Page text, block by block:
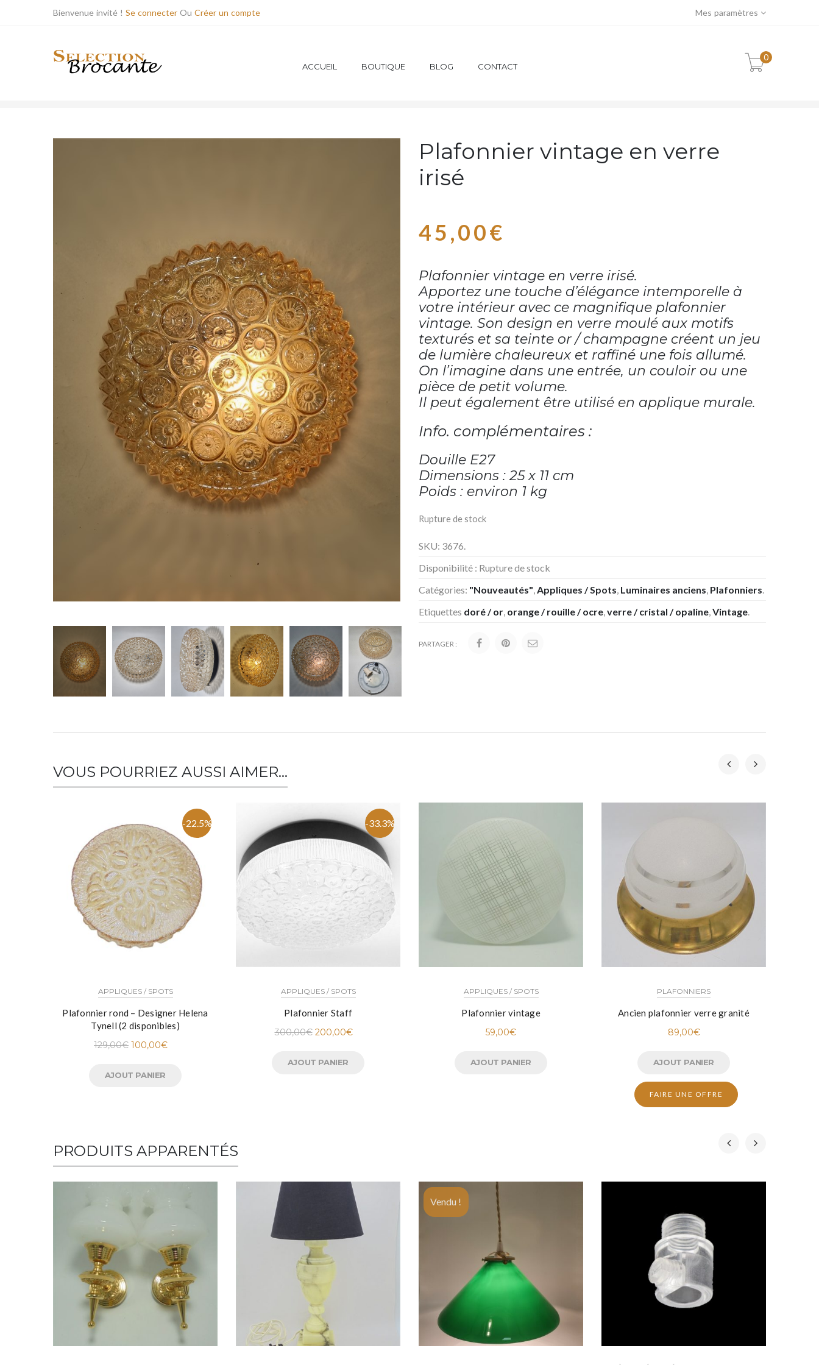
Bienvenue invité ! Se connecter Ou Créer un compte Mes paramètres
ACCUEIL BOUTIQUE BLOG CONTACT
0
Plafonnier vintage en verre
irisé
45,00€
Plafonnier vintage en verre irisé.
Apportez une touche d’élégance intemporelle à
votre intérieur avec ce magnifique plafonnier
vintage. Son design en verre moulé aux motifs
texturés et sa teinte or / champagne créent un jeu
de lumière chaleureux et raffiné une fois allumé.
On l’imagine dans une entrée, un couloir ou une
pièce de petit volume.
Il peut également être utilisé en applique murale.
Info. complémentaires :
Douille E27
Dimensions : 25 x 11 cm
Poids : environ 1 kg
Rupture de stock
SKU: 3676.
Disponibilité : Rupture de stock
Catégories: "Nouveautés",Appliques / Spots, Luminaires anciens, Plafonniers.
Etiquettes doré / or, orange / rouille / ocre,verre / cristal / opaline,Vintage.
PARTAGER :
VOUS POURRIEZ AUSSI AIMER…
-22.5%
APPLIQUES / SPOTS
Plafonnier rond – Designer Helena
Tynell (2 disponibles)
129,00€ 100,00€
AJOUT PANIER
-33.3%
APPLIQUES / SPOTS
Plafonnier Staff
300,00€ 200,00€
AJOUT PANIER
APPLIQUES / SPOTS
Plafonnier vintage
59,00€
AJOUT PANIER
PLAFONNIERS
Ancien plafonnier verre granité
89,00€
AJOUT PANIER
FAIRE UNE OFFRE
PRODUITS APPARENTÉS
Vendu !